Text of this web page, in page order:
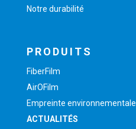
Notre durabilité
PRODUITS
FiberFilm
AirOFilm
Empreinte environnementale
ACTUALITÉS